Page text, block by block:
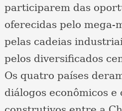
participarem das
oferecidas pelo mega-
pelas cadeias
pelos diversificados
Os quatro países
diálogos econômicos e